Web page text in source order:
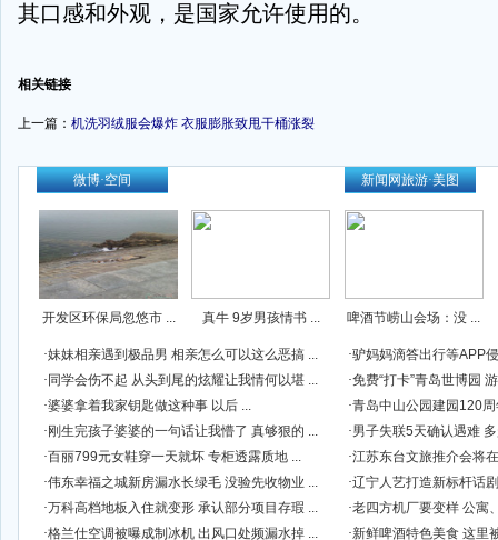
其口感和外观，是国家允许使用的。
相关链接
上一篇： 机洗羽绒服会爆炸 衣服膨胀致甩干桶涨裂